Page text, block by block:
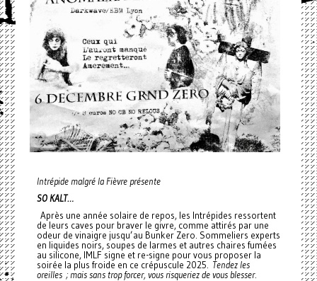
Intrépide malgré la Fièvre présente
SO KALT…
Après une année solaire de repos, les Intrépides ressortent
de leurs caves pour braver le givre, comme attirés par une
odeur de vinaigre jusqu’au Bunker Zero. Sommeliers experts
en liquides noirs, soupes de larmes et autres chaires fumées
au silicone, IMLF signe et re-signe pour vous proposer la
soirée la plus froide en ce crépuscule 2025. Tendez les
oreilles ; mais sans trop forcer, vous risqueriez de vous blesser.